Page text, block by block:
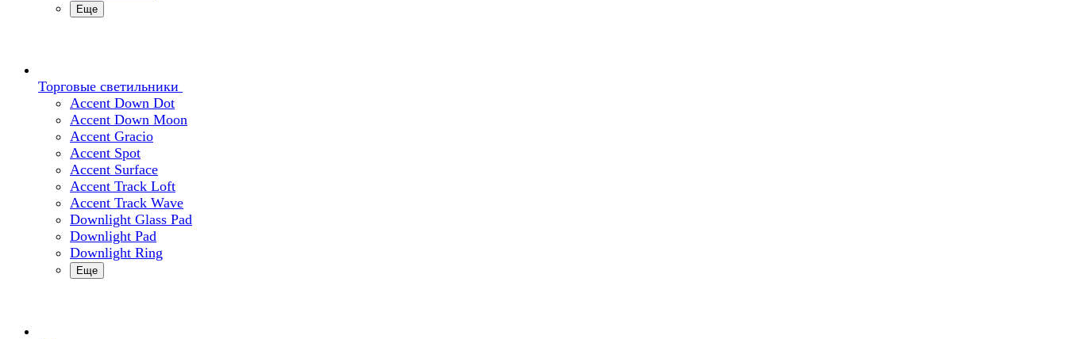
Еще
Торговые светильники
Accent Down Dot
Accent Down Moon
Accent Gracio
Accent Spot
Accent Surface
Accent Track Loft
Accent Track Wave
Downlight Glass Pad
Downlight Pad
Downlight Ring
Еще